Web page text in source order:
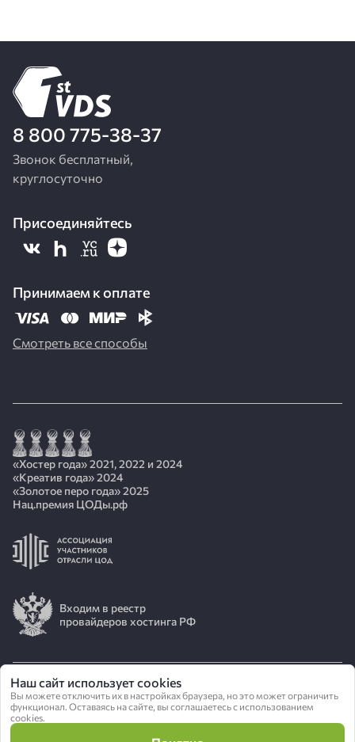
8 800 775-38-37
Звонок бесплатный,
круглосуточно
Присоединяйтесь
Принимаем к оплате
Смотреть все способы
«Хостер года» 2021, 2022 и 2024
«Креатив года» 2024
«Золотое перо года» 2025
Нац.премия ЦОДы.рф
Входим в реестр
провайдеров хостинга РФ
© 2026 АО «ИОТ»
Политика конфиденциальности
Наш сайт использует cookies
Вы можете отключить их в настройках браузера, но это может ограничить
функционал. Оставаясь на сайте, вы соглашаетесь с использованием
cookies.